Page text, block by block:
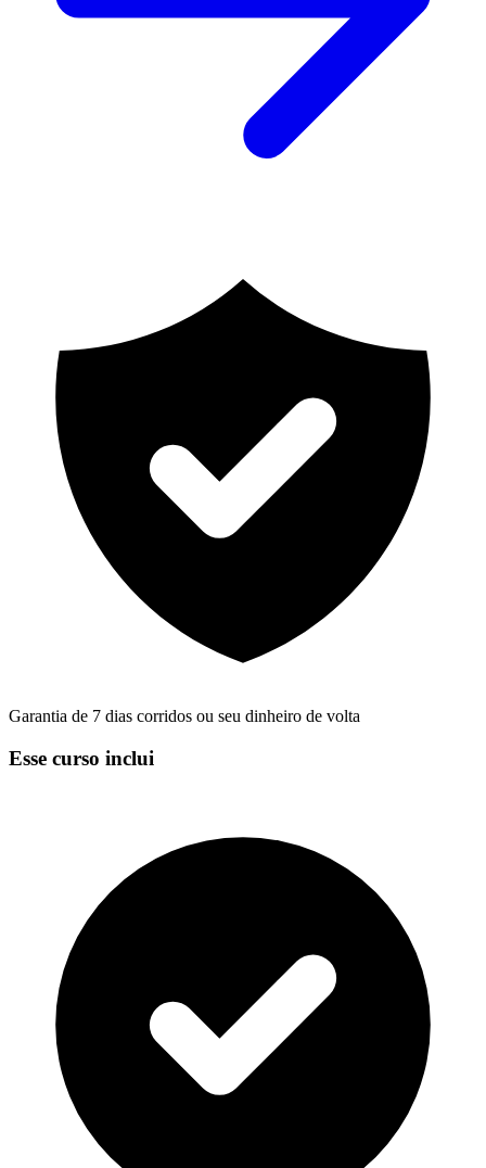
Garantia de 7 dias corridos ou seu dinheiro de volta
Esse curso inclui